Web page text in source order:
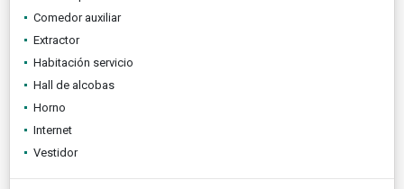
Comedor auxiliar
Extractor
Habitación servicio
Hall de alcobas
Horno
Internet
Vestidor